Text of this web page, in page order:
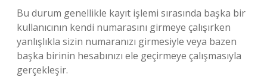
Bu durum genellikle kayıt işlemi sırasında başka bir
kullanıcının kendi numarasını girmeye çalışırken
yanlışlıkla sizin numaranızı girmesiyle veya bazen
başka birinin hesabınızı ele geçirmeye çalışmasıyla
gerçekleşir.